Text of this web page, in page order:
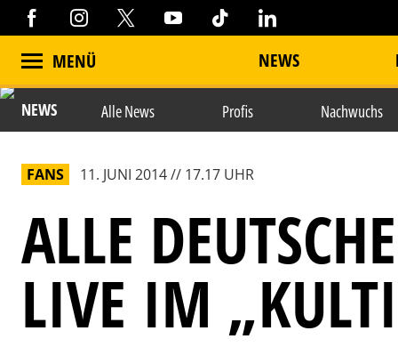
MENÜ NEWS
NEWS Alle News Profis Nachwuchs
FANS 11. JUNI 2014 // 17.17 UHR
ALLE
LIVE IM